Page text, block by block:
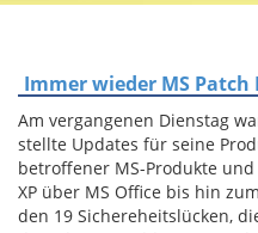
Immer wieder MS Patch
Am vergangenen Dienstag
stellte Updates für seine
betroffener MS-Produkte
XP über MS Office bis hin
den 19 Sichereheitslücken,